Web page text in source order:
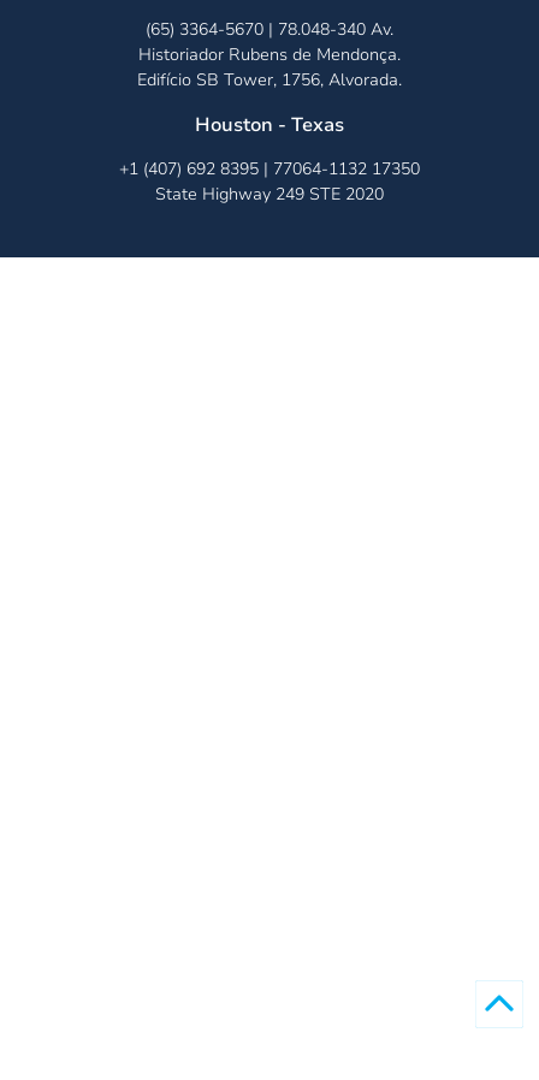
(65) 3364-5670 | 78.048-340 Av.
Historiador Rubens de Mendonça.
Edifício SB Tower, 1756, Alvorada.
Houston - Texas
+1 (407) 692 8395 | 77064-1132 17350
State Highway 249 STE 2020